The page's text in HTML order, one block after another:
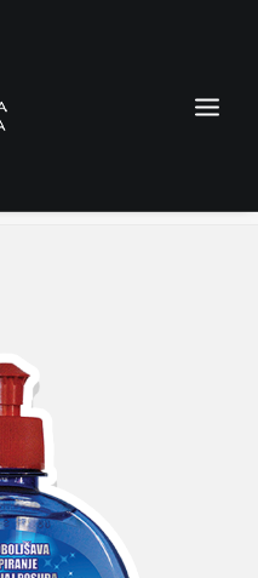
pranje